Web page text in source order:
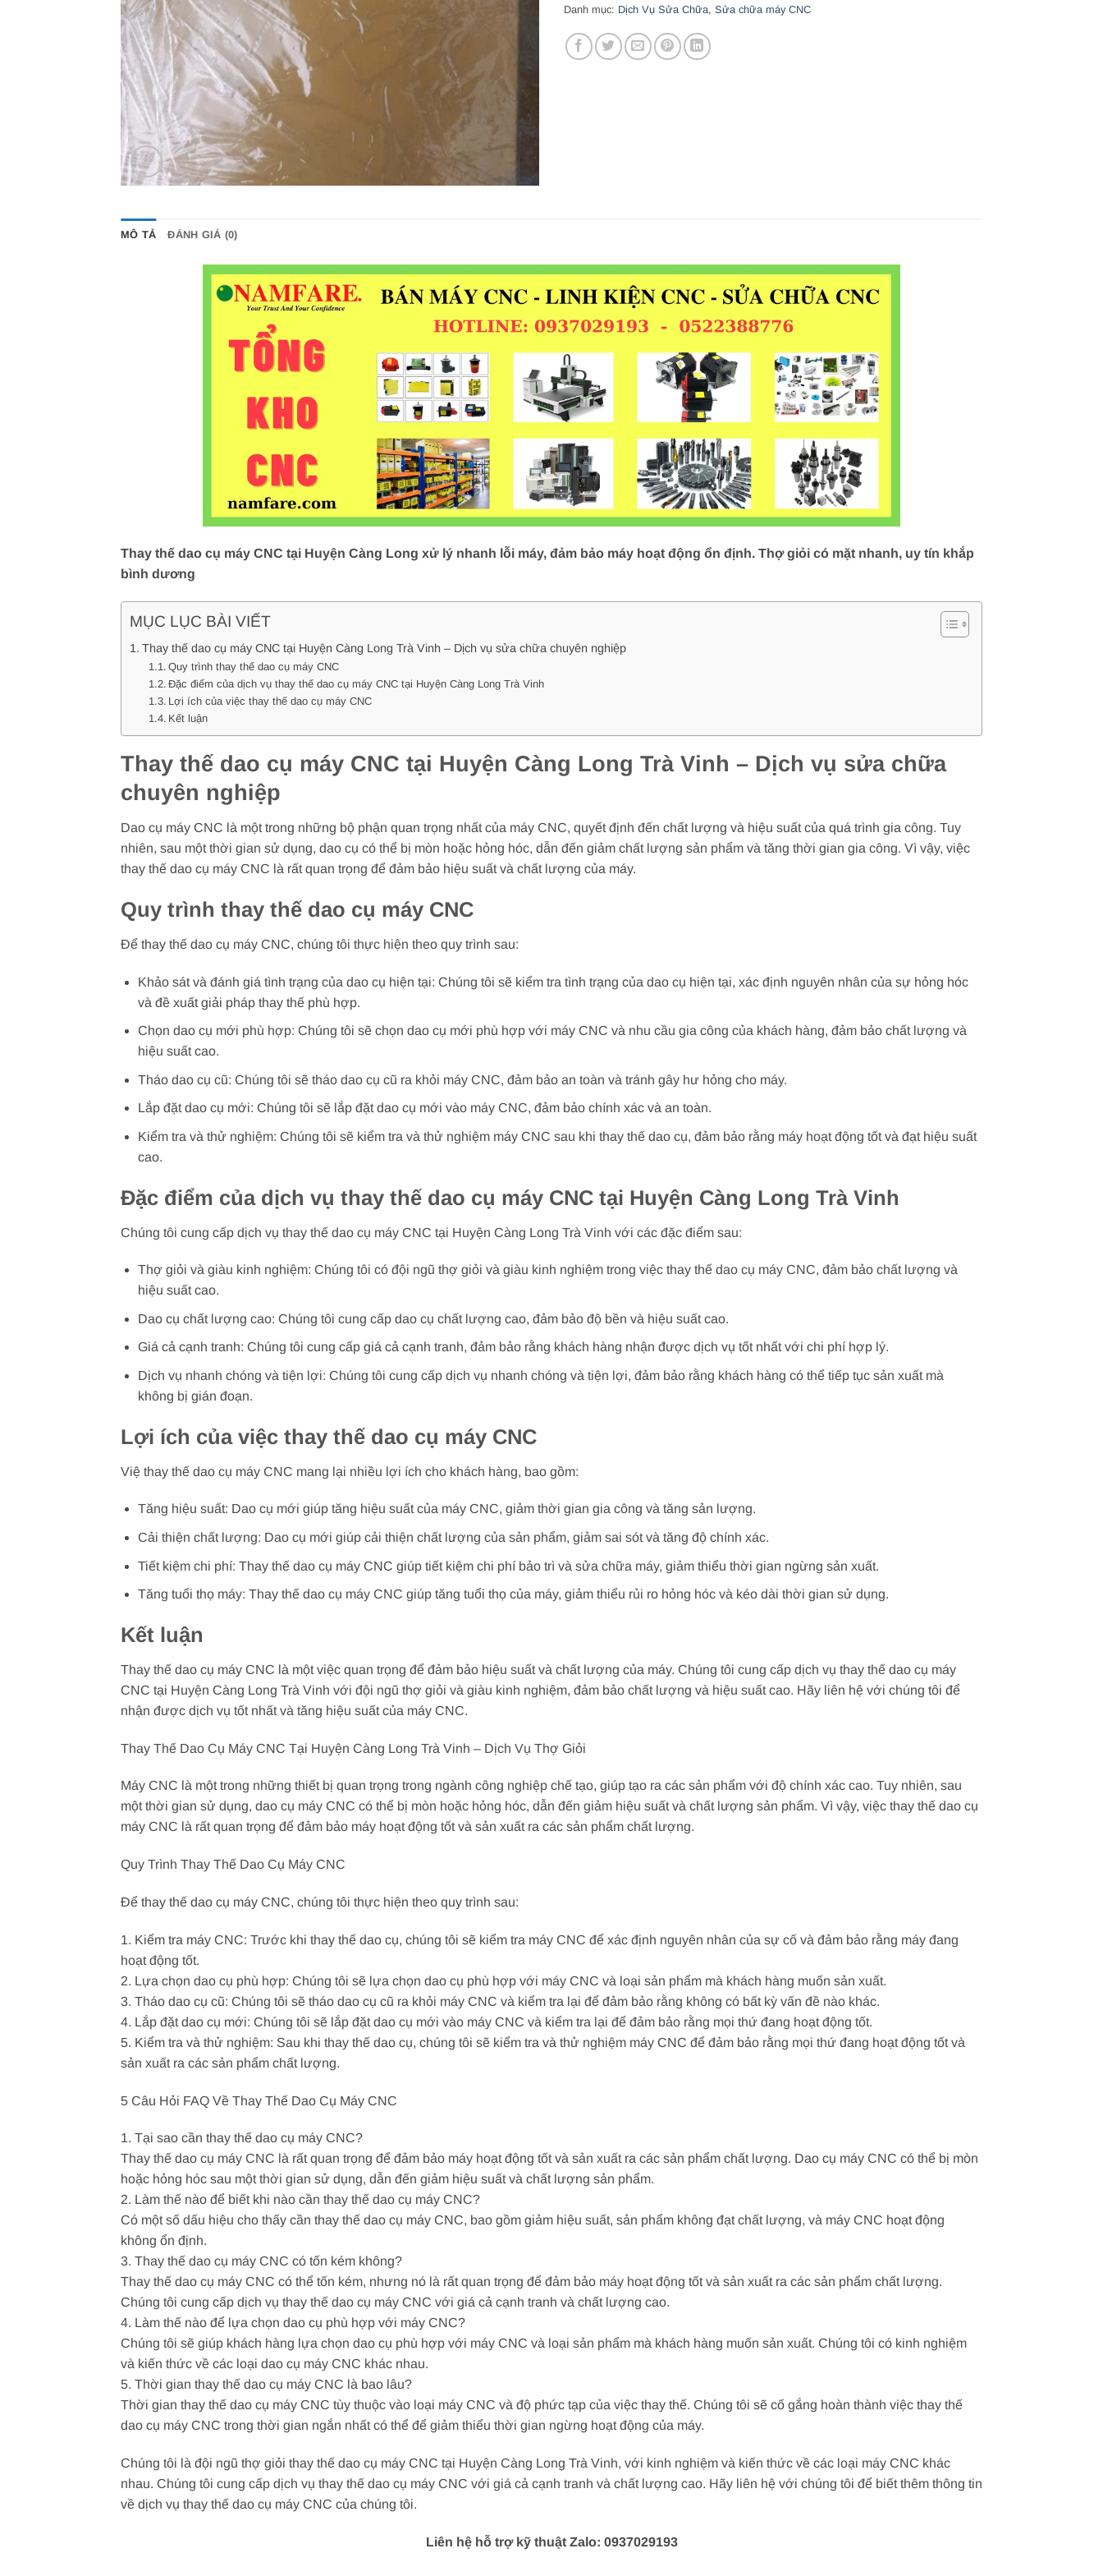
Danh mục: Dịch Vụ Sửa Chữa, Sửa chữa máy CNC
MÔ TẢ ĐÁNH GIÁ (0)
Thay thế dao cụ máy CNC tại Huyện Càng Long xử lý nhanh lỗi máy, đảm bảo máy hoạt động ổn định. Thợ giỏi có mặt nhanh, uy tín khắp
bình dương
MỤC LỤC BÀI VIẾT
Thay thế dao cụ máy CNC tại Huyện Càng Long Trà Vinh – Dịch vụ sửa chữa chuyên nghiệp
Quy trình thay thế dao cụ máy CNC
Đặc điểm của dịch vụ thay thế dao cụ máy CNC tại Huyện Càng Long Trà Vinh
Lợi ích của việc thay thế dao cụ máy CNC
Kết luận
Thay thế dao cụ máy CNC tại Huyện Càng Long Trà Vinh – Dịch vụ sửa chữa
chuyên nghiệp
Dao cụ máy CNC là một trong những bộ phận quan trọng nhất của máy CNC, quyết định đến chất lượng và hiệu suất của quá trình gia công. Tuy
nhiên, sau một thời gian sử dụng, dao cụ có thể bị mòn hoặc hỏng hóc, dẫn đến giảm chất lượng sản phẩm và tăng thời gian gia công. Vì vậy, việc
thay thế dao cụ máy CNC là rất quan trọng để đảm bảo hiệu suất và chất lượng của máy.
Quy trình thay thế dao cụ máy CNC
Để thay thế dao cụ máy CNC, chúng tôi thực hiện theo quy trình sau:
Khảo sát và đánh giá tình trạng của dao cụ hiện tại: Chúng tôi sẽ kiểm tra tình trạng của dao cụ hiện tại, xác định nguyên nhân của sự hỏng hóc
và đề xuất giải pháp thay thế phù hợp.
Chọn dao cụ mới phù hợp: Chúng tôi sẽ chọn dao cụ mới phù hợp với máy CNC và nhu cầu gia công của khách hàng, đảm bảo chất lượng và
hiệu suất cao.
Tháo dao cụ cũ: Chúng tôi sẽ tháo dao cụ cũ ra khỏi máy CNC, đảm bảo an toàn và tránh gây hư hỏng cho máy.
Lắp đặt dao cụ mới: Chúng tôi sẽ lắp đặt dao cụ mới vào máy CNC, đảm bảo chính xác và an toàn.
Kiểm tra và thử nghiệm: Chúng tôi sẽ kiểm tra và thử nghiệm máy CNC sau khi thay thế dao cụ, đảm bảo rằng máy hoạt động tốt và đạt hiệu suất
cao.
Đặc điểm của dịch vụ thay thế dao cụ máy CNC tại Huyện Càng Long Trà Vinh
Chúng tôi cung cấp dịch vụ thay thế dao cụ máy CNC tại Huyện Càng Long Trà Vinh với các đặc điểm sau:
Thợ giỏi và giàu kinh nghiệm: Chúng tôi có đội ngũ thợ giỏi và giàu kinh nghiệm trong việc thay thế dao cụ máy CNC, đảm bảo chất lượng và
hiệu suất cao.
Dao cụ chất lượng cao: Chúng tôi cung cấp dao cụ chất lượng cao, đảm bảo độ bền và hiệu suất cao.
Giá cả cạnh tranh: Chúng tôi cung cấp giá cả cạnh tranh, đảm bảo rằng khách hàng nhận được dịch vụ tốt nhất với chi phí hợp lý.
Dịch vụ nhanh chóng và tiện lợi: Chúng tôi cung cấp dịch vụ nhanh chóng và tiện lợi, đảm bảo rằng khách hàng có thể tiếp tục sản xuất mà
không bị gián đoạn.
Lợi ích của việc thay thế dao cụ máy CNC
Việ thay thế dao cụ máy CNC mang lại nhiều lợi ích cho khách hàng, bao gồm:
Tăng hiệu suất: Dao cụ mới giúp tăng hiệu suất của máy CNC, giảm thời gian gia công và tăng sản lượng.
Cải thiện chất lượng: Dao cụ mới giúp cải thiện chất lượng của sản phẩm, giảm sai sót và tăng độ chính xác.
Tiết kiệm chi phí: Thay thế dao cụ máy CNC giúp tiết kiệm chi phí bảo trì và sửa chữa máy, giảm thiểu thời gian ngừng sản xuất.
Tăng tuổi thọ máy: Thay thế dao cụ máy CNC giúp tăng tuổi thọ của máy, giảm thiểu rủi ro hỏng hóc và kéo dài thời gian sử dụng.
Kết luận
Thay thế dao cụ máy CNC là một việc quan trọng để đảm bảo hiệu suất và chất lượng của máy. Chúng tôi cung cấp dịch vụ thay thế dao cụ máy
CNC tại Huyện Càng Long Trà Vinh với đội ngũ thợ giỏi và giàu kinh nghiệm, đảm bảo chất lượng và hiệu suất cao. Hãy liên hệ với chúng tôi để
nhận được dịch vụ tốt nhất và tăng hiệu suất của máy CNC.
Thay Thế Dao Cụ Máy CNC Tại Huyện Càng Long Trà Vinh – Dịch Vụ Thợ Giỏi
Máy CNC là một trong những thiết bị quan trọng trong ngành công nghiệp chế tạo, giúp tạo ra các sản phẩm với độ chính xác cao. Tuy nhiên, sau
một thời gian sử dụng, dao cụ máy CNC có thể bị mòn hoặc hỏng hóc, dẫn đến giảm hiệu suất và chất lượng sản phẩm. Vì vậy, việc thay thế dao cụ
máy CNC là rất quan trọng để đảm bảo máy hoạt động tốt và sản xuất ra các sản phẩm chất lượng.
Quy Trình Thay Thế Dao Cụ Máy CNC
Để thay thế dao cụ máy CNC, chúng tôi thực hiện theo quy trình sau:
1. Kiểm tra máy CNC: Trước khi thay thế dao cụ, chúng tôi sẽ kiểm tra máy CNC để xác định nguyên nhân của sự cố và đảm bảo rằng máy đang
hoạt động tốt.
2. Lựa chọn dao cụ phù hợp: Chúng tôi sẽ lựa chọn dao cụ phù hợp với máy CNC và loại sản phẩm mà khách hàng muốn sản xuất.
3. Tháo dao cụ cũ: Chúng tôi sẽ tháo dao cụ cũ ra khỏi máy CNC và kiểm tra lại để đảm bảo rằng không có bất kỳ vấn đề nào khác.
4. Lắp đặt dao cụ mới: Chúng tôi sẽ lắp đặt dao cụ mới vào máy CNC và kiểm tra lại để đảm bảo rằng mọi thứ đang hoạt động tốt.
5. Kiểm tra và thử nghiệm: Sau khi thay thế dao cụ, chúng tôi sẽ kiểm tra và thử nghiệm máy CNC để đảm bảo rằng mọi thứ đang hoạt động tốt và
sản xuất ra các sản phẩm chất lượng.
5 Câu Hỏi FAQ Về Thay Thế Dao Cụ Máy CNC
1. Tại sao cần thay thế dao cụ máy CNC?
Thay thế dao cụ máy CNC là rất quan trọng để đảm bảo máy hoạt động tốt và sản xuất ra các sản phẩm chất lượng. Dao cụ máy CNC có thể bị mòn
hoặc hỏng hóc sau một thời gian sử dụng, dẫn đến giảm hiệu suất và chất lượng sản phẩm.
2. Làm thế nào để biết khi nào cần thay thế dao cụ máy CNC?
Có một số dấu hiệu cho thấy cần thay thế dao cụ máy CNC, bao gồm giảm hiệu suất, sản phẩm không đạt chất lượng, và máy CNC hoạt động
không ổn định.
3. Thay thế dao cụ máy CNC có tốn kém không?
Thay thế dao cụ máy CNC có thể tốn kém, nhưng nó là rất quan trọng để đảm bảo máy hoạt động tốt và sản xuất ra các sản phẩm chất lượng.
Chúng tôi cung cấp dịch vụ thay thế dao cụ máy CNC với giá cả cạnh tranh và chất lượng cao.
4. Làm thế nào để lựa chọn dao cụ phù hợp với máy CNC?
Chúng tôi sẽ giúp khách hàng lựa chọn dao cụ phù hợp với máy CNC và loại sản phẩm mà khách hàng muốn sản xuất. Chúng tôi có kinh nghiệm
và kiến thức về các loại dao cụ máy CNC khác nhau.
5. Thời gian thay thế dao cụ máy CNC là bao lâu?
Thời gian thay thế dao cụ máy CNC tùy thuộc vào loại máy CNC và độ phức tạp của việc thay thế. Chúng tôi sẽ cố gắng hoàn thành việc thay thế
dao cụ máy CNC trong thời gian ngắn nhất có thể để giảm thiểu thời gian ngừng hoạt động của máy.
Chúng tôi là đội ngũ thợ giỏi thay thế dao cụ máy CNC tại Huyện Càng Long Trà Vinh, với kinh nghiệm và kiến thức về các loại máy CNC khác
nhau. Chúng tôi cung cấp dịch vụ thay thế dao cụ máy CNC với giá cả cạnh tranh và chất lượng cao. Hãy liên hệ với chúng tôi để biết thêm thông tin
về dịch vụ thay thế dao cụ máy CNC của chúng tôi.
Liên hệ hỗ trợ kỹ thuật Zalo: 0937029193